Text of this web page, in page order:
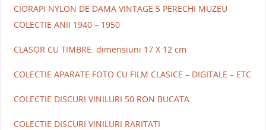
CIORAPI NYLON DE DAMA VINTAGE 5 PERECHI MUZEU
COLECTIE ANII 1940 – 1950
CLASOR CU TIMBRE. dimensiuni 17 X 12 cm
COLECTIE APARATE FOTO CU FILM CLASICE – DIGITALE – ETC
COLECTIE DISCURI VINILURI 50 RON BUCATA
COLECTIE DISCURI VINILURI RARITATI